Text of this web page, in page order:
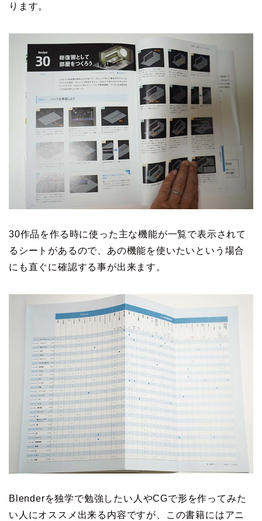
ります。
30作品を作る時に使った主な機能が一覧で表示されて
るシートがあるので、あの機能を使いたいという場合
にも直ぐに確認する事が出来ます。
Blenderを独学で勉強したい人やCGで形を作ってみた
い人にオススメ出来る内容ですが、この書籍にはアニ